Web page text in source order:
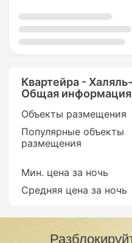
Квартейра -
Общая информация
Объекты размещения
Популярные объекты
размещения
Мин. цена за ночь
Средняя цена за ночь